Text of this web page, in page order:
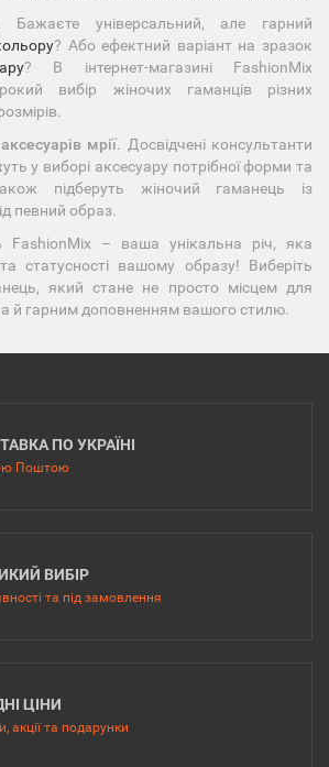
Бажаєте універсальний, але гарний
? Або ефектний варіант на зразок
? В інтернет-магазині FashionMix
вибір жіночих гаманців різних
мрії. Досвідчені консультанти
у виборі аксесуару потрібної форми та
підберуть жіночий гаманець із
певний образ.
FashionMix – ваша унікальна річ, яка
статусності вашому образу! Виберіть
який стане не просто місцем для
а й гарним доповненням вашого стилю.
ПО УКРАЇНІ
Поштою
ВИБІР
та під замовлення
ЦІНИ
акції та подарунки